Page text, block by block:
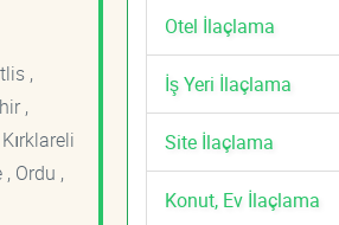
,
,
Ordu ,
Otel İlaçlama
İş Yeri İlaçlama
Site İlaçlama
Konut, Ev İlaçlama